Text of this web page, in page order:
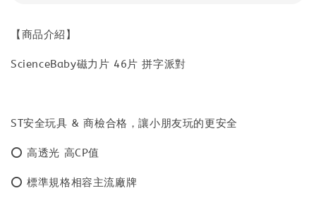
【商品介紹】
ScienceBaby磁力片 46片 拼字派對
ST安全玩具 & 商檢合格，讓小朋友玩的更安全
⭕ 高透光 高CP值
⭕ 標準規格相容主流廠牌